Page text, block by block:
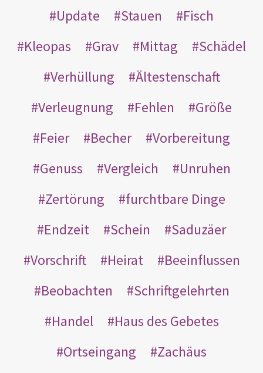
Update Stauen
Fisch
Kleopas
Grav Mittag
Schädel
Verhüllung
Ältestenschaft
Verleugnung
Fehlen
Größe
Feier
Becher
Vorbereitung
Genuss
Vergleich
Unruhen
Zertörung
furchtbare Dinge
Endzeit
Schein
Saduzäer
Vorschrift
Heirat
Beeinflussen
Beobachten
Schriftgelehrten
Handel
Haus des Gebetes
Ortseingang
Zachäus